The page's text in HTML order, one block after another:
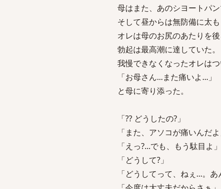
母はまた、あのシヨートパ
そして昼からは無防備に太
オレは母のお尻のあたりを
勃起は最高潮に達していた。
我慢できなくなったオレは
「お母さん...また痛いよ...」
と母に寄り添った。
「?? どうしたの?」
「また、アソコが痛いんだ
「えっ?...でも、もう駄目よ」
「どうして?」
「どうしてって、ねぇ...。